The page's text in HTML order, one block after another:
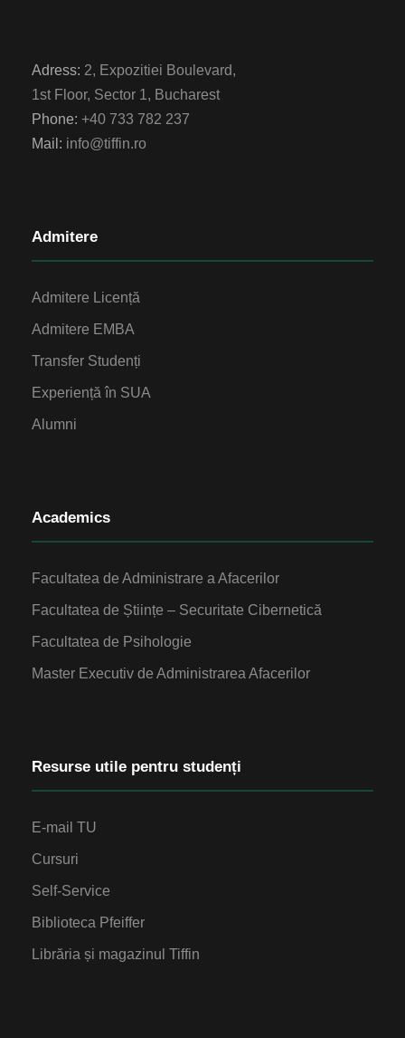
Adress: 2, Expozitiei Boulevard,
1st Floor, Sector 1, Bucharest
Phone: +40 733 782 237
Mail: info@tiffin.ro
Admitere
Admitere Licență
Admitere EMBA
Transfer Studenți
Experiență în SUA
Alumni
Academics
Facultatea de Administrare a Afacerilor
Facultatea de Științe – Securitate Cibernetică
Facultatea de Psihologie
Master Executiv de Administrarea Afacerilor
Resurse utile pentru studenți
E-mail TU
Cursuri
Self-Service
Biblioteca Pfeiffer
Librăria și magazinul Tiffin